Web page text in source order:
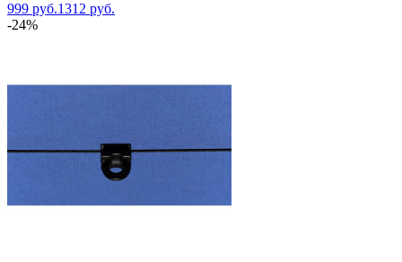
999 руб.1312 руб.
-24%